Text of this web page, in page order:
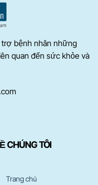
bệnh nhân những
quan đến sức khỏe và
CHÚNG TÔI
Trang chủ